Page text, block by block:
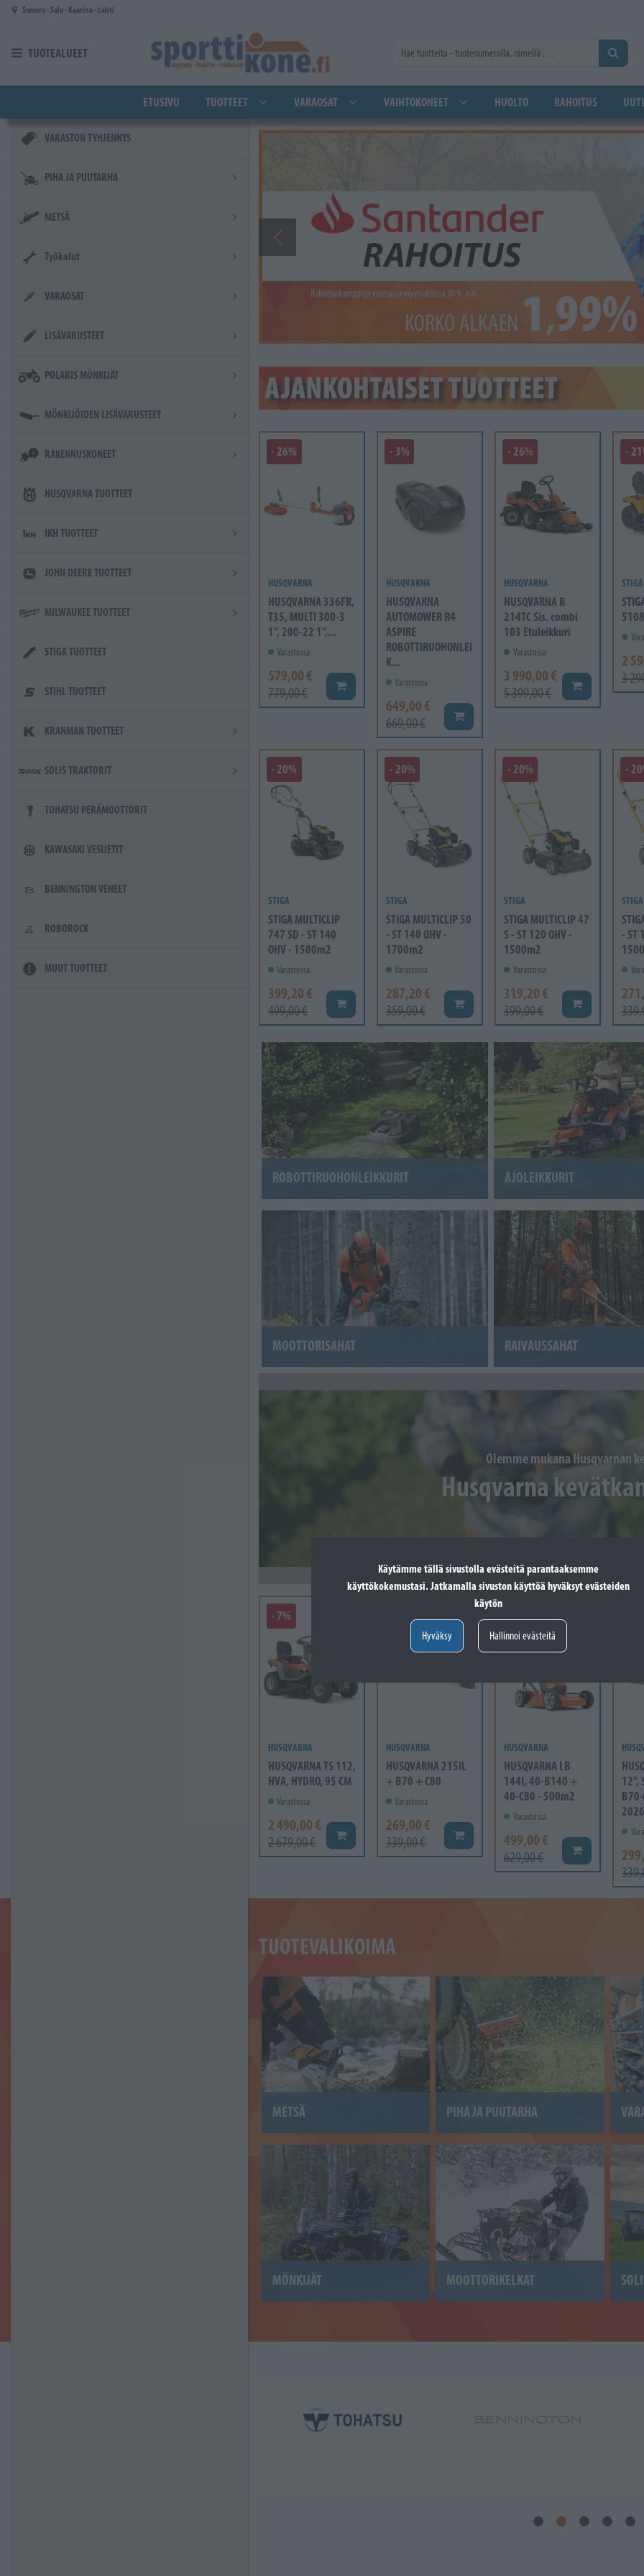
Käytämme tällä sivustolla evästeitä parantaaksemme
käyttökokemustasi. Jatkamalla sivuston käyttöä hyväksyt evästeiden
käytön
Hyväksy Hallinnoi evästeitä
Siirry pääsisältöön
Somero - Salo - Kaarina - Lahti
TUOTEALUEET
ETUSIVU TUOTTEET VARAOSAT VAIHTOKONEET HUOLTO RAHOITUS
VARASTON TYHJENNYS
PIHA JA PUUTARHA
METSÄ
Työkalut
VARAOSAT
LISÄVARUSTEET
POLARIS MÖNKIJÄT
MÖNKIJÖIDEN LISÄVARUSTEET
RAKENNUSKONEET
HUSQVARNA TUOTTEET
IKH TUOTTEET
JOHN DEERE TUOTTEET
MILWAUKEE TUOTTEET
STIGA TUOTTEET
STIHL TUOTTEET
KRANMAN TUOTTEET
SOLIS TRAKTORIT
TOHATSU PERÄMOOTTORIT
KAWASAKI VESIJETIT
BENNINGTON VENEET
ROBOROCK
MUUT TUOTTEET
- 26%
HUSQVARNA
HUSQVARNA 336FR,
T35, MULTI 300-3
1", 200-22 1",...
Varastossa
579,00 €
779,00 € Lisää koriin
- 3%
HUSQVARNA
HUSQVARNA
AUTOMOWER R4
ASPIRE
ROBOTTIRUOHONLEI
K...
Varastossa
649,00 €
669,00 € Lisää koriin
- 26%
HUSQVARNA
HUSQVARNA R
214TC Sis. combi
103 Etuleikkuri
Varastossa
3 990,00 €
5 399,00 € Lisää koriin
-
STIGA
2
3
- 20%
STIGA
STIGA MULTICLIP
747 SD - ST 140
OHV - 1500m2
Varastossa
399,20 €
499,00 € Lisää koriin
- 20%
STIGA
STIGA MULTICLIP 50
- ST 140 OHV -
1700m2
Varastossa
287,20 €
359,00 € Lisää koriin
- 20%
STIGA
STIGA MULTICLIP 47
S - ST 120 OHV -
1500m2
Varastossa
319,20 €
399,00 € Lisää koriin
-
STIGA
- ST
ROBOTTIRUOHONLEIKKURIT AJOLEIKKURIT
MOOTTORISAHAT RAIVAUSSAHAT
Olemme mukana Husqvarnan
Husqvarna
- 7%
HUSQVARNA
HUSQVARNA TS 112,
HVA, HYDRO, 95 CM
Varastossa
2 490,00 €
2 679,00 € Lisää koriin
- 21%
HUSQVARNA
HUSQVARNA 215IL
+ B70 + C80
Varastossa
269,00 €
339,00 € Lisää koriin
- 21%
HUSQVARNA
HUSQVARNA LB
144I, 40-B140 +
40-C80 - 500m2
Varastossa
499,00 €
629,00 € Lisää koriin
12",
2026
TUOTEVALIKOIMA
METSÄ PIHA JA PUUTARHA
MÖNKIJÄT MOOTTORIKELKAT